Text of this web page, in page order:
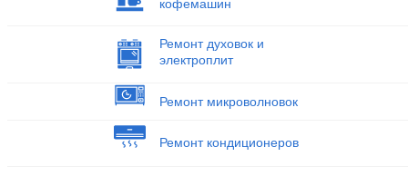
кофемашин
Ремонт духовок и
электроплит
Ремонт микроволновок
Ремонт кондиционеров